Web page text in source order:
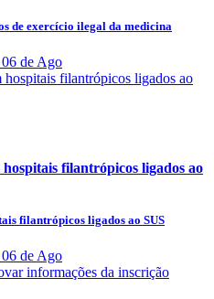
de exercício ilegal da medicina
de Ago
filantrópicos ligados ao
filantrópicos ligados ao SUS
de Ago